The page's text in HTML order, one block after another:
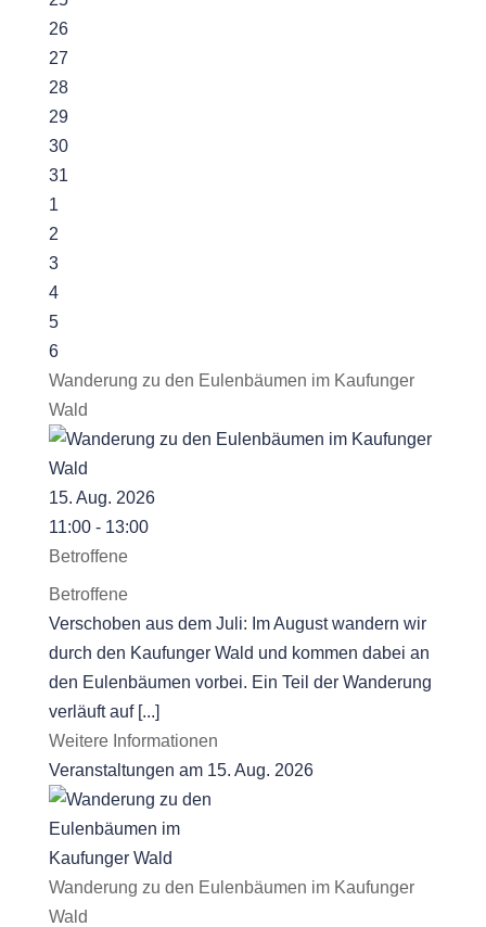
26
27
28
29
30
31
1
2
3
4
5
6
Wanderung zu den Eulenbäumen im Kaufunger
Wald
15. Aug. 2026
11:00 - 13:00
Betroffene
Betroffene
Verschoben aus dem Juli: Im August wandern wir
durch den Kaufunger Wald und kommen dabei an
den Eulenbäumen vorbei. Ein Teil der Wanderung
verläuft auf [...]
Weitere Informationen
Veranstaltungen am 15. Aug. 2026
Wanderung zu den Eulenbäumen im Kaufunger
Wald